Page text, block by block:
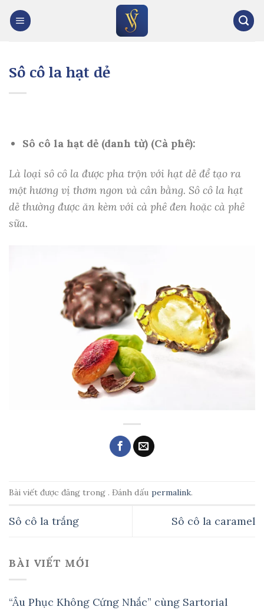
Skip
Sô cô la hạt dẻ
Sô cô la hạt dẻ (danh từ) (Cà phê):
Là loại sô cô la được pha trộn với hạt dẻ để tạo ra
một hương vị thơm ngon và cân bằng. Sô cô la hạt
dẻ thường được ăn kèm với cà phê đen hoặc cà phê
sữa.
Bài viết được đăng trong . Đánh dấu permalink.
Sô cô la trắng Sô cô la caramel
BÀI VIẾT MỚI
“Âu Phục Không Cứng Nhắc” cùng Sartorial